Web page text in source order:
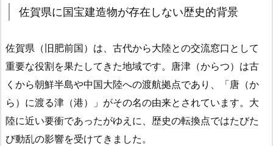
佐賀県に国宝建造物が存在しない歴史的背景
佐賀県（旧肥前国）は、古代から大陸との交流窓口として
重要な役割を果たしてきた地域です。唐津（からつ）は古
くから朝鮮半島や中国大陸への渡航拠点であり、「唐（か
ら）に渡る津（港）」がその名の由来とされています。大
陸に近い要衝であったがゆえに、歴史の転換点ではたびた
び動乱の影響を受けてきました。